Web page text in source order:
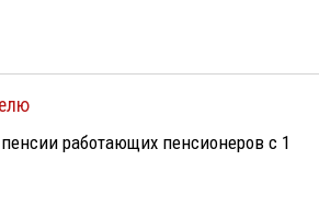
работающих пенсионеров с 1